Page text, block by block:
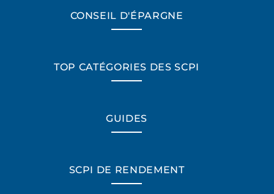
CONSEIL D'ÉPARGNE
TOP CATÉGORIES DES SCPI
GUIDES
SCPI DE RENDEMENT